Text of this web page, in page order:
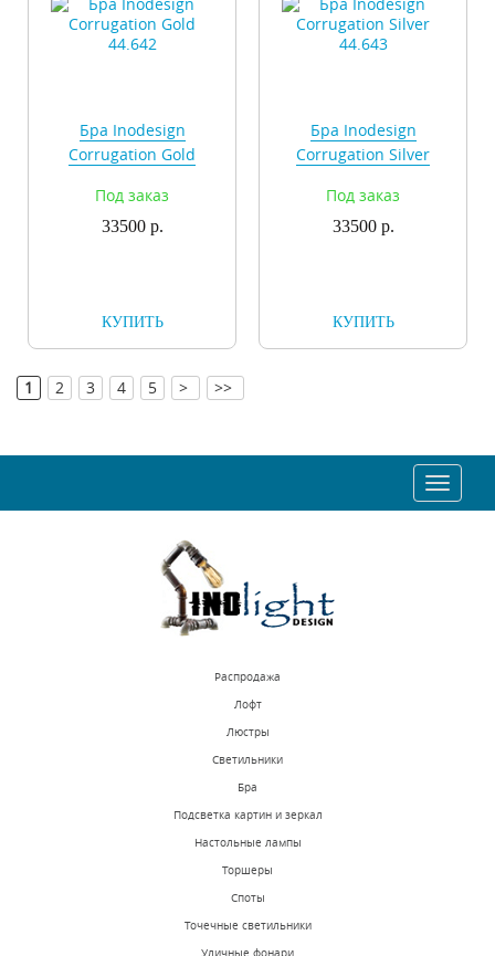
Бра Inodesign
Corrugation Gold
Под заказ
33500 р.
КУПИТЬ
Бра Inodesign
Corrugation Silver
Под заказ
33500 р.
КУПИТЬ
1 2 3 4 5 > >>
Toggle
Распродажа
Лофт
Люстры
Светильники
Бра
Подсветка картин и зеркал
Настольные лампы
Торшеры
Споты
Точечные светильники
Уличные фонари